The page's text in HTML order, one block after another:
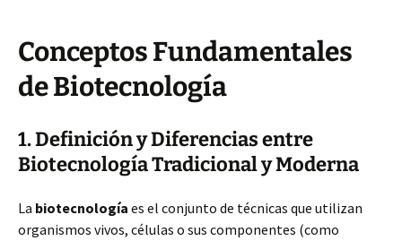
Conceptos Fundamentales
de Biotecnología
1. Definición y Diferencias entre
Biotecnología Tradicional y Moderna
La biotecnología es el conjunto de técnicas que utilizan
organismos vivos, células o sus componentes (como